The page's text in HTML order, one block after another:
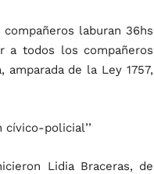
laburan 36hs
a todos los compañeros
de la Ley 1757,
policial’’
Lidia Braceras, de